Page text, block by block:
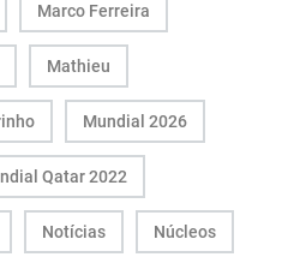
Marco Ferreira
Mathieu
Mundial 2026
Qatar 2022
Notícias Núcleos